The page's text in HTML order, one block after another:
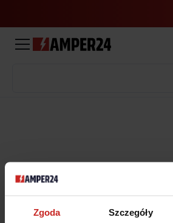
Zgoda Szczegóły